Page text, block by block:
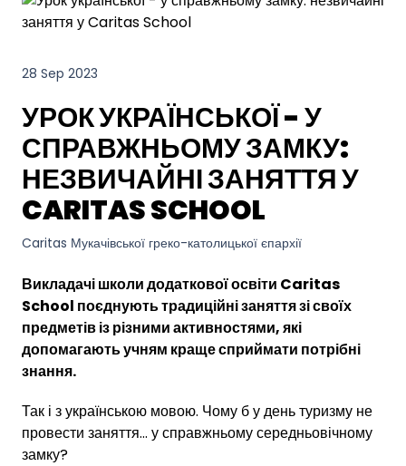
28 Sep 2023
УРОК УКРАЇНСЬКОЇ - У
СПРАВЖНЬОМУ ЗАМКУ:
НЕЗВИЧАЙНІ ЗАНЯТТЯ У
CARITAS SCHOOL
Caritas Мукачівської греко-католицької єпархії
Викладачі школи додаткової освіти Caritas
School поєднують традиційні заняття зі своїх
предметів із різними активностями, які
допомагають учням краще сприймати потрібні
знання.
Так і з українською мовою. Чому б у день туризму не
провести заняття... у справжньому середньовічному
замку?